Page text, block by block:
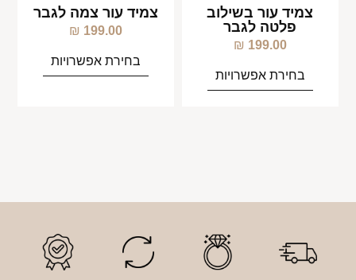
צמיד עור בשילוב
פלטה לגבר
199.00
₪
בחירת אפשרויות
צמיד עור צמה לגבר
199.00
₪
בחירת אפשרויות